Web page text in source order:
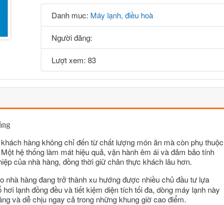
Danh muc: Máy lạnh, điều hoà
Người đăng:
Lượt xem: 83
hàng không chỉ đến từ chất lượng món ăn mà còn phụ thuộc
hệ thống làm mát hiệu quả, vận hành êm ái và đảm bảo tính
của nhà hàng, đồng thời giữ chân thực khách lâu hơn.
nhà hàngđang trở thành xu hướng được nhiều chủ đầu tư lựa
lạnh đồng đều và tiết kiệm diện tích tối đa, dòng máy lạnh này
và dễ chịu ngay cả trong những khung giờ cao điểm.